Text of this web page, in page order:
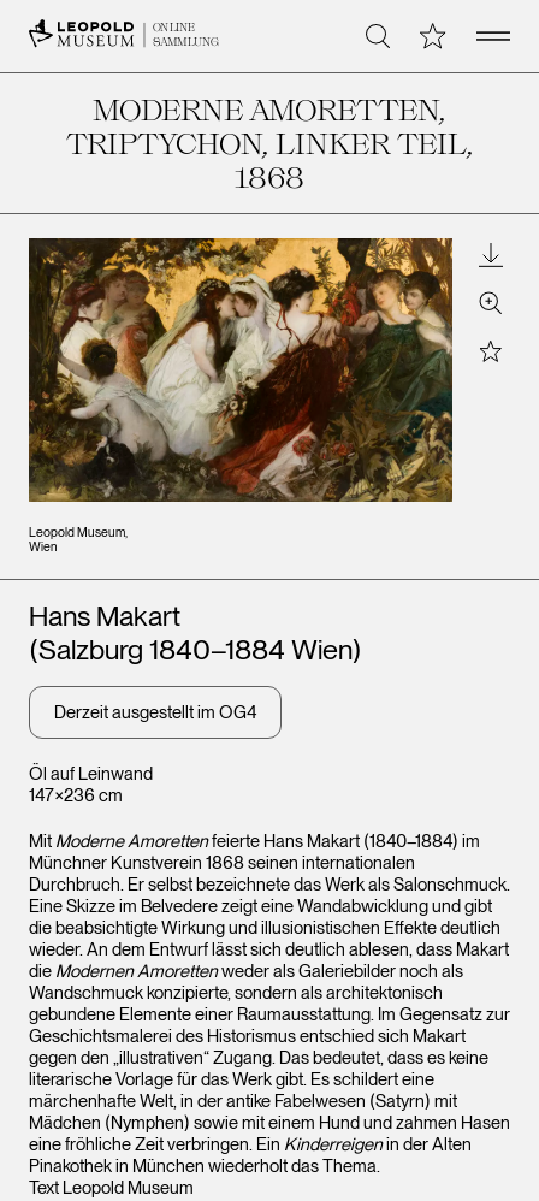
ONLINE
SAMMLUNG
Suche Meine Open
MODERNE AMORETTEN,
TRIPTYCHON, LINKER TEIL,
1868
Leopold Museum,
Wien
Zoom
Star
Öl auf Leinwand
147×236 cm
Künstler*innen
Hans Makart
(Salzburg 1840–1884 Wien)
Derzeit ausgestellt im OG4
Mit Moderne Amorettenfeierte Hans Makart (1840–1884) im
Münchner Kunstverein 1868 seinen internationalen
Durchbruch. Er selbst bezeichnete das Werk als Salonschmuck.
Eine Skizze im Belvedere zeigt eine Wandabwicklung und gibt
die beabsichtigte Wirkung und illusionistischen Effekte deutlich
wieder. An dem Entwurf lässt sich deutlich ablesen, dass Makart
die Modernen Amorettenweder als Galeriebilder noch als
Wandschmuck konzipierte, sondern als architektonisch
gebundene Elemente einer Raumausstattung. Im Gegensatz zur
Geschichtsmalerei des Historismus entschied sich Makart
gegen den „illustrativen“ Zugang. Das bedeutet, dass es keine
literarische Vorlage für das Werk gibt. Es schildert eine
märchenhafte Welt, in der antike Fabelwesen (Satyrn) mit
Mädchen (Nymphen) sowie mit einem Hund und zahmen Hasen
eine fröhliche Zeit verbringen. Ein Kinderreigenin der Alten
Pinakothek in München wiederholt das Thema.
Text Leopold Museum